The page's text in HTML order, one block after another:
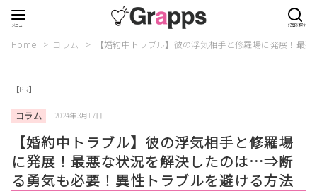
Home コラム 【婚約中トラブル】彼の浮気相手と修羅場に発展！
【PR】
コラム 2024年3月17日
【婚約中トラブル】彼の浮気相手と修羅場
に発展！最悪な状況を解決したのは…⇒断
る勇気も必要！異性トラブルを避ける方法